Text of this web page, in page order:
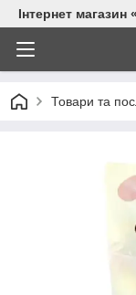
Інтернет магазин
Товари та